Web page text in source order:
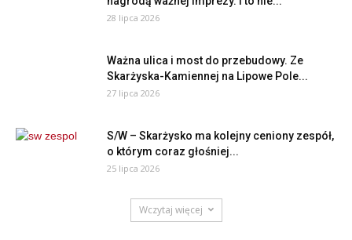
28 lipca 2026
Ważna ulica i most do przebudowy. Ze
Skarżyska-Kamiennej na Lipowe Pole...
27 lipca 2026
S/W – Skarżysko ma kolejny ceniony zespół,
o którym coraz głośniej...
25 lipca 2026
Wczytaj więcej